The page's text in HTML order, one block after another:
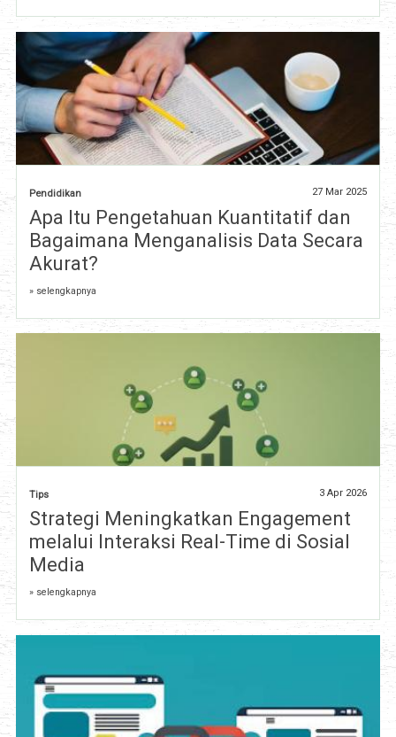
Pendidikan 27 Mar 2025
Apa Itu Pengetahuan Kuantitatif dan
Bagaimana Menganalisis Data Secara
Akurat?
» selengkapnya
Tips 3 Apr 2026
Strategi Meningkatkan Engagement
melalui Interaksi Real-Time di Sosial
Media
» selengkapnya